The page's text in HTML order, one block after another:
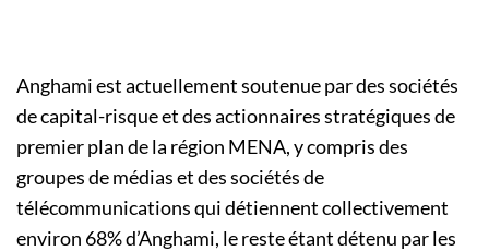
Anghami est actuellement soutenue par des sociétés
de capital-risque et des actionnaires stratégiques de
premier plan de la région MENA, y compris des
groupes de médias et des sociétés de
télécommunications qui détiennent collectivement
environ 68% d’Anghami, le reste étant détenu par les